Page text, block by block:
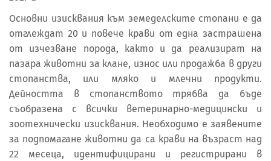
Основни изисквания към земеделските стопани е да
отглеждат 20 и повече крави от една застрашена
от изчезване порода, както и да реализират на
пазара животни за клане, износ или продажба в други
стопанства, или мляко и млечни продукти.
Дейността в стопанството трябва да бъде
съобразена с всички ветеринарно-медицински и
зоотехнически изисквания. Необходимо е заявените
за подпомагане животни да са крави на възраст над
22 месеца, идентифицирани и регистрирани в